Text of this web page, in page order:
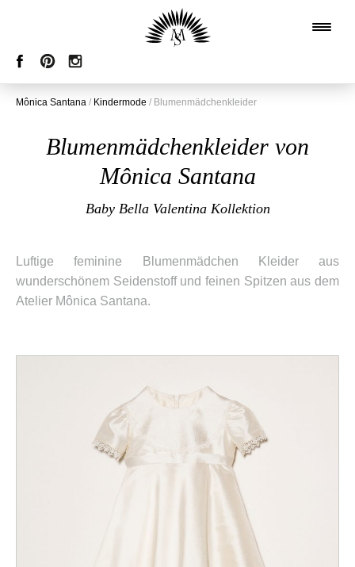
Mônica Santana / Kindermode / Blumenmädchenkleider
Blumenmädchenkleider von
Mônica Santana
Baby Bella Valentina Kollektion
Luftige feminine Blumenmädchen Kleider aus
wunderschönem Seidenstoff und feinen Spitzen aus dem
Atelier Mônica Santana.